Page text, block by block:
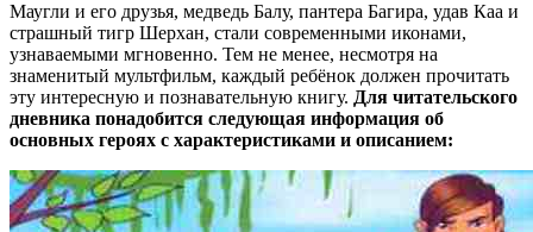
Маугли и его друзья, медведь Балу, пантера Багира, удав Каа и
страшный тигр Шерхан, стали современными иконами,
узнаваемыми мгновенно. Тем не менее, несмотря на
знаменитый мультфильм, каждый ребёнок должен прочитать
эту интересную и познавательную книгу. Для читательского
дневника понадобится следующая информация об
основных героях с характеристиками и описанием: